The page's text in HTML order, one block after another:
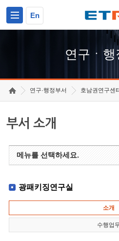
En
연구ㆍ행
연구·행정부서 호남권연구센
부서 소개
메뉴를 선택하세요.
광패키징연구실
소개
수행업